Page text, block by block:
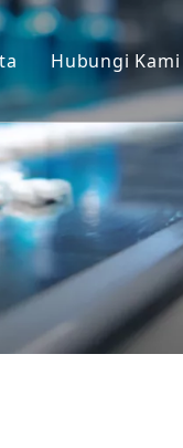
Bio
Hubungi Kami